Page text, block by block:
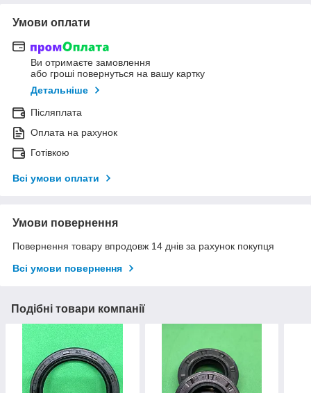
Умови оплати
Ви отримаєте замовлення
або гроші повернуться на вашу картку
Детальніше
Післяплата
Оплата на рахунок
Готівкою
Всі умови оплати
Умови повернення
Повернення товару впродовж 14 днів за рахунок покупця
Всі умови повернення
Подібні товари компанії